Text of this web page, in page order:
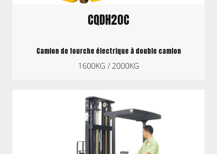
CQDH20C
Camion de fourche électrique à double camion
1600KG / 2000KG